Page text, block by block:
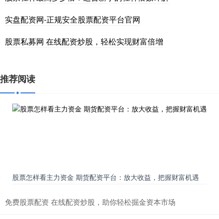
实盘配资网-正规安全股票配资平台官网
股票私募网 在线配资炒股，轻松实现财富倍增
推荐阅读
股票怎样看主力资金 期货配资平台：放大收益，把握财富机遇
免费股票配资 在线配资炒股，助你轻松掘金资本市场